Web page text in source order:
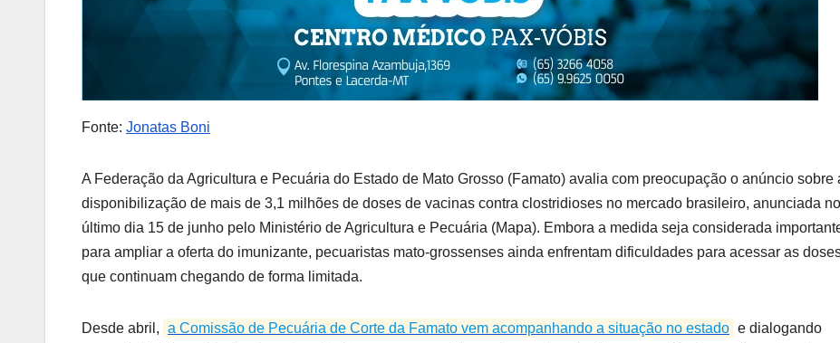
Fonte: Jonatas Boni
A Federação da Agricultura e Pecuária do Estado de Mato Grosso (Famato) avalia com preocupação o anúncio sobre
disponibilização de mais de 3,1 milhões de doses de vacinas contra clostridioses no mercado brasileiro, anunciada no
último dia 15 de junho pelo Ministério de Agricultura e Pecuária (Mapa). Embora a medida seja considerada
para ampliar a oferta do imunizante, pecuaristas mato-grossenses ainda enfrentam dificuldades para acessar as
que continuam chegando de forma limitada.
Desde abril, a Comissão de Pecuária de Corte da Famato vem acompanhando a situação no estado e dialogando